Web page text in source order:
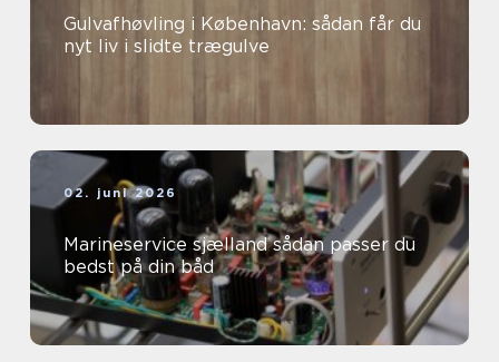
Gulvafhøvling i København: sådan får du
nyt liv i slidte trægulve
02. juni 2026
Marineservice sjælland sådan passer du
bedst på din båd